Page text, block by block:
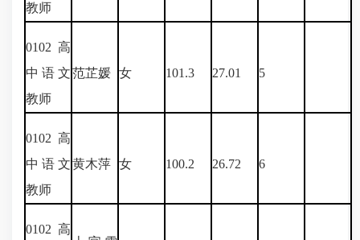
教师
0102 高
中语文
教师
范芷媛 女 101.3 27.01 5
0102 高
中语文
教师
黄木萍 女 100.2 26.72 6
0102 高